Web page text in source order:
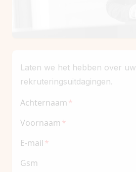
Laten we het hebben over uw
rekruteringsuitdagingen.
Achternaam
Voornaam
E-mail
Gsm